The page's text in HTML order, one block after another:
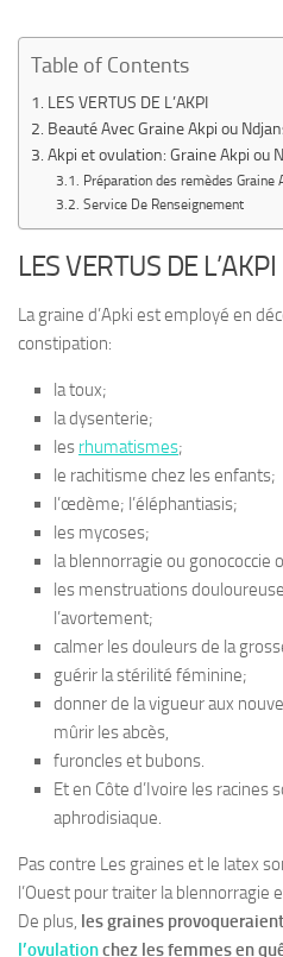
Table of Contents
LES VERTUS DE L’AKPI
Beauté Avec Graine Akpi ou
Akpi et ovulation: Graine Akpi ou
Préparation des remèdes Graine
Service De Renseignement
LES VERTUS DE L’AKPI
La graine d’Apki est employé en
constipation:
la toux;
la dysenterie;
les rhumatismes;
le rachitisme chez les enfants;
l’œdème; l’éléphantiasis;
les mycoses;
la blennorragie ou gonococcie
les menstruations
l’avortement;
calmer les douleurs de la
guérir la stérilité féminine;
donner de la vigueur aux
mûrir les abcès,
furoncles et bubons.
Et en Côte d’Ivoire les racines
aphrodisiaque.
Pas contre Les graines et le latex
l’Ouest pour traiter la
De plus, les graines
l’ovulationchez les femmes en